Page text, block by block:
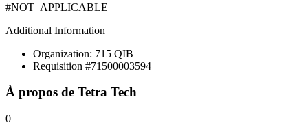
#NOT_APPLICABLE
Additional Information
Organization: 715 QIB
Requisition #71500003594
À propos de Tetra Tech
0